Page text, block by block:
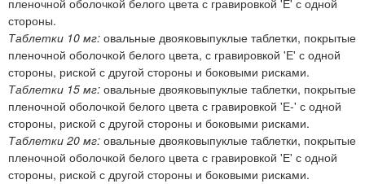
пленочной оболочкой белого цвета с гравировкой 'Е' с одной
стороны.
Таблетки 10 мг: овальные двояковыпуклые таблетки, покрытые
пленочной оболочкой белого цвета, с гравировкой 'Е' с одной
стороны, риской с другой стороны и боковыми рисками.
Таблетки 15 мг: овальные двояковыпуклые таблетки, покрытые
пленочной оболочкой белого цвета с гравировкой 'Е-' с одной
стороны, риской с другой стороны и боковыми рисками.
Таблетки 20 мг: овальные двояковыпуклые таблетки, покрытые
пленочной оболочкой белого цвета с гравировкой 'Е' с одной
стороны, риской с другой стороны и боковыми рисками.